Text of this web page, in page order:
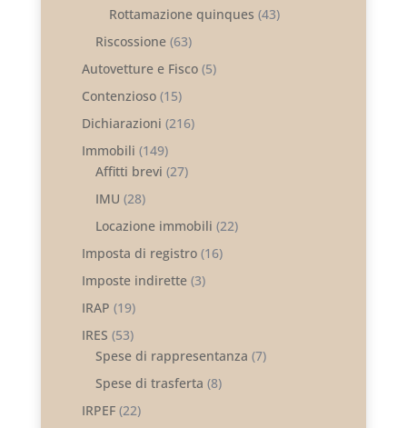
Rottamazione quinques (43)
Riscossione(63)
Autovetture e Fisco(5)
Contenzioso(15)
Dichiarazioni (216)
Immobili (149)
Affitti brevi (27)
IMU (28)
Locazione immobili (22)
Imposta di registro(16)
Imposte indirette(3)
IRAP (19)
IRES (53)
Spese di rappresentanza (7)
Spese di trasferta (8)
IRPEF(22)